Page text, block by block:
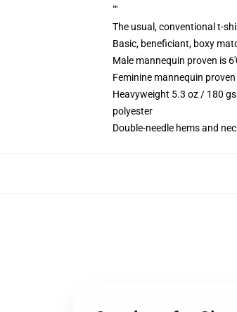
""
The usual, conventional t-
Basic, beneficiant, boxy
Male mannequin proven is
Feminine mannequin
Heavyweight 5.3 oz / 180
polyester
Double-needle hems and